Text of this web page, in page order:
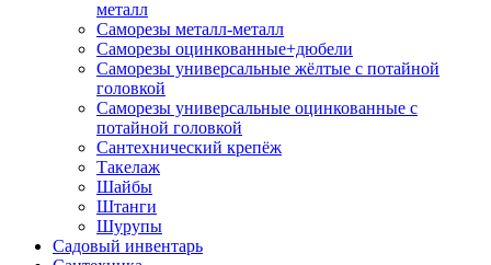
металл
Саморезы металл-металл
Саморезы оцинкованные+дюбели
Саморезы универсальные жёлтые с потайной
головкой
Саморезы универсальные оцинкованные с
потайной головкой
Сантехнический крепёж
Такелаж
Шайбы
Штанги
Шурупы
Садовый инвентарь